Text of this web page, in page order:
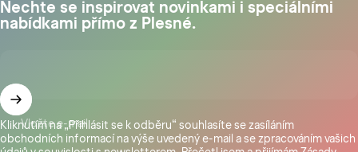
Nechte se inspirovat novinkami i speciálními
nabídkami přímo z Plesné.
Vložte e-mail
Kliknutím na „Přihlásit se k odběru“ souhlasíte se zasíláním
obchodních informací na výše uvedený e-mail a se zpracováním vašich